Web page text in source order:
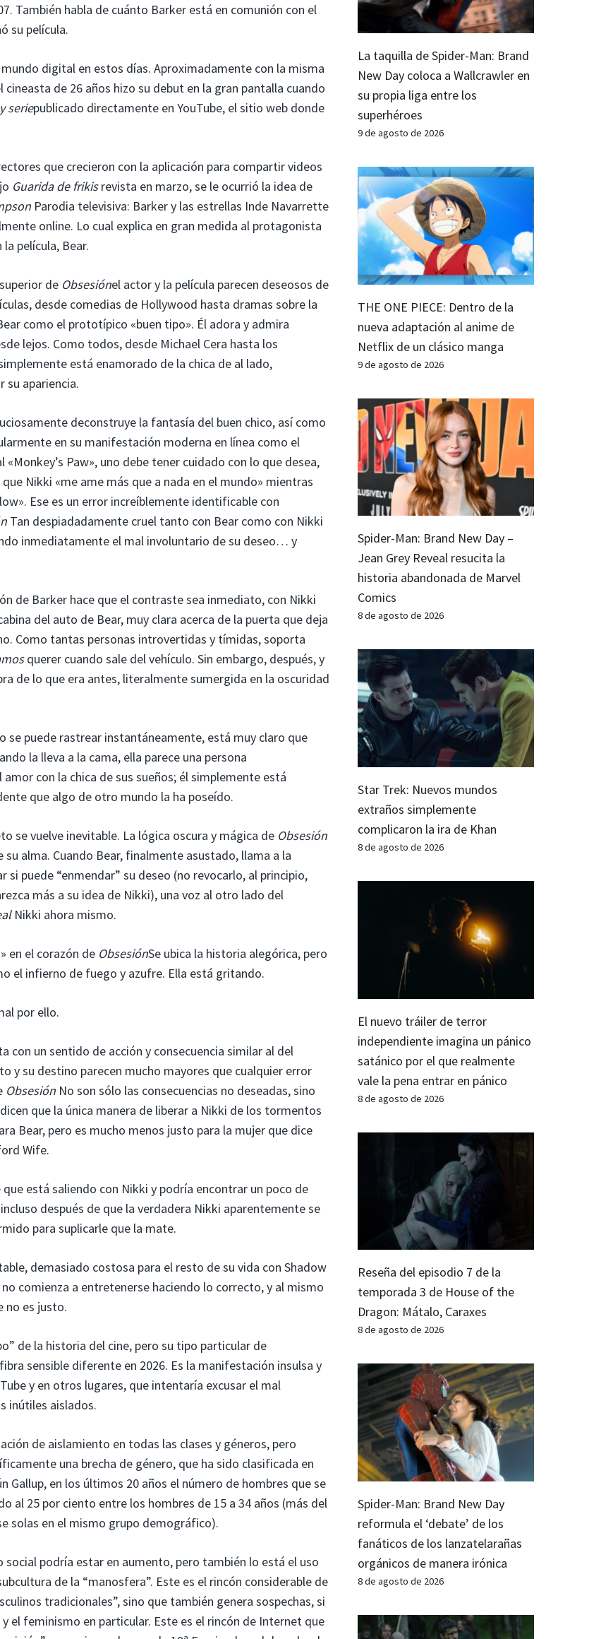
También habla de cuánto Barker está en comunión con el
su película.
digital en estos días. Aproximadamente con la misma
de 26 años hizo su debut en la gran pantalla cuando
seriepublicado directamente en YouTube, el sitio web donde
que crecieron con la aplicación para compartir videos
Guarida de frikisrevista en marzo, se le ocurrió la idea de
Parodia televisiva: Barker y las estrellas Inde Navarrette
online. Lo cual explica en gran medida al protagonista
película, Bear.
de Obsesiónel actor y la película parecen deseosos de
desde comedias de Hollywood hasta dramas sobre la
como el prototípico «buen tipo». Él adora y admira
lejos. Como todos, desde Michael Cera hasta los
está enamorado de la chica de al lado,
apariencia.
deconstruye la fantasía del buen chico, así como
en su manifestación moderna en línea como el
Paw», uno debe tener cuidado con lo que desea,
Nikki «me ame más que a nada en el mundo» mientras
Ese es un error increíblemente identificable con
Tan despiadadamente cruel tanto con Bear como con Nikki
inmediatamente el mal involuntario de su deseo… y
de Barker hace que el contraste sea inmediato, con Nikki
del auto de Bear, muy clara acerca de la puerta que deja
Como tantas personas introvertidas y tímidas, soporta
querer cuando sale del vehículo. Sin embargo, después, y
de lo que era antes, literalmente sumergida en la oscuridad
se puede rastrear instantáneamente, está muy claro que
la lleva a la cama, ella parece una persona
con la chica de sus sueños; él simplemente está
que algo de otro mundo la ha poseído.
se vuelve inevitable. La lógica oscura y mágica de Obsesión
alma. Cuando Bear, finalmente asustado, llama a la
si puede “enmendar” su deseo (no revocarlo, al principio,
más a su idea de Nikki), una voz al otro lado del
Nikki ahora mismo.
en el corazón de ObsesiónSe ubica la historia alegórica, pero
el infierno de fuego y azufre. Ella está gritando.
por ello.
con un sentido de acción y consecuencia similar al del
y su destino parecen mucho mayores que cualquier error
Obsesión No son sólo las consecuencias no deseadas, sino
que la única manera de liberar a Nikki de los tormentos
Bear, pero es mucho menos justo para la mujer que dice
Wife.
está saliendo con Nikki y podría encontrar un poco de
después de que la verdadera Nikki aparentemente se
para suplicarle que la mate.
demasiado costosa para el resto de su vida con Shadow
comienza a entretenerse haciendo lo correcto, y al mismo
no es justo.
de la historia del cine, pero su tipo particular de
sensible diferente en 2026. Es la manifestación insulsa y
y en otros lugares, que intentaría excusar el mal
inútiles aislados.
de aislamiento en todas las clases y géneros, pero
una brecha de género, que ha sido clasificada en
Gallup, en los últimos 20 años el número de hombres que se
al 25 por ciento entre los hombres de 15 a 34 años (más del
solas en el mismo grupo demográfico).
podría estar en aumento, pero también lo está el uso
de la “manosfera”. Este es el rincón considerable de
tradicionales”, sino que también genera sospechas, si
el feminismo en particular. Este es el rincón de Internet que
La taquilla de Spider-Man: Brand
New Day coloca a Wallcrawler en
su propia liga entre los
superhéroes
9 de agosto de 2026
THE ONE PIECE: Dentro de la
nueva adaptación al anime de
Netflix de un clásico manga
9 de agosto de 2026
Spider-Man: Brand New Day –
Jean Grey Reveal resucita la
historia abandonada de Marvel
Comics
8 de agosto de 2026
Star Trek: Nuevos mundos
extraños simplemente
complicaron la ira de Khan
8 de agosto de 2026
El nuevo tráiler de terror
independiente imagina un pánico
satánico por el que realmente
vale la pena entrar en pánico
8 de agosto de 2026
Reseña del episodio 7 de la
temporada 3 de House of the
Dragon: Mátalo, Caraxes
8 de agosto de 2026
Spider-Man: Brand New Day
reformula el ‘debate’ de los
fanáticos de los lanzatelarañas
orgánicos de manera irónica
8 de agosto de 2026